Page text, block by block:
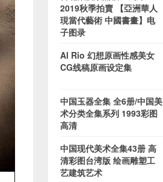
2019秋季拍賣 【亞洲華人
現當代藝術 中國書畫】电
子图录
Al Rio 幻想原画性感美女
CG线稿原画设定集
中国玉器全集 全6册/中国美
术分类全集系列 1993彩图
高清
中国现代美术全集43册 高
清彩图台湾版 绘画雕塑工
艺建筑艺术